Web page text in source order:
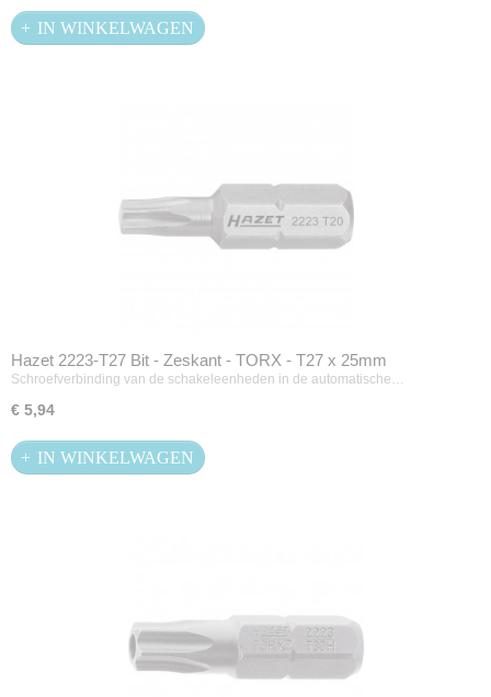
IN WINKELWAGEN
Hazet 2223-T27 Bit - Zeskant - TORX - T27 x 25mm
Schroefverbinding van de schakeleenheden in de automatische…
€ 5,94
IN WINKELWAGEN